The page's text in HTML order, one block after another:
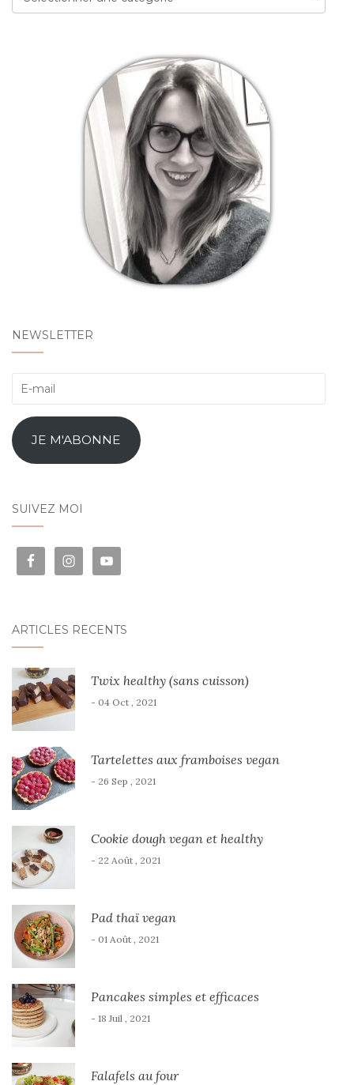
NEWSLETTER
E-
JE M'ABONNE
SUIVEZ MOI
ARTICLES RÉCENTS
Twix healthy (sans cuisson)
- 04 Oct , 2021
Tartelettes aux framboises vegan
- 26 Sep , 2021
Cookie dough vegan et healthy
- 22 Août , 2021
Pad thaï vegan
- 01 Août , 2021
Pancakes simples et efficaces
- 18 Juil , 2021
Falafels au four